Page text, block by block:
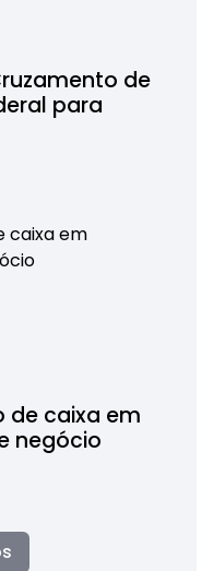
de
para
de caixa em
negócio